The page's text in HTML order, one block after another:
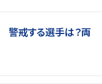
戒する選手は？両